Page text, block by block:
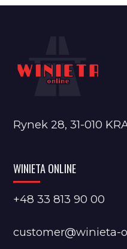
Rynek 28, 31-010
WINIETA ONLINE
+48 33 813 90 00
customer@winieta-